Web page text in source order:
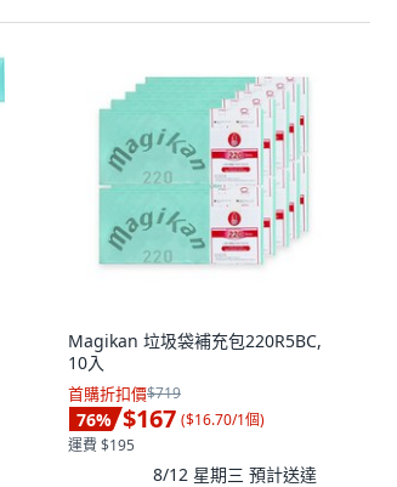
Magikan 垃圾袋補充包220R5BC,
10入
首購折扣價$719
76% $167 ($16.70/1個)
運費 $195
8/12 星期三 預計送達